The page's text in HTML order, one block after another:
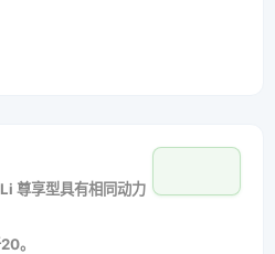
尊享型具有相同动力
。